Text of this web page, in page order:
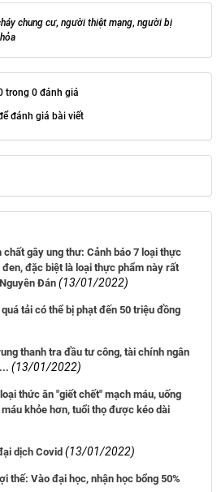
chung cư, người thiệt mạng, người bị
trong 0 đánh giá
đánh giá bài viết
chất gây ung thư: Cảnh báo 7 loại thực
đặc biệt là loại thực phẩm này rất
Đán (13/01/2022)
tải có thể bị phạt đến 50 triệu đồng
thanh tra đầu tư công, tài chính ngân
(13/01/2022)
thức ăn "giết chết" mạch máu, uống
khỏe hơn, tuổi thọ được kéo dài
dịch Covid (13/01/2022)
thế: Vào đại học, nhận học bổng 50%